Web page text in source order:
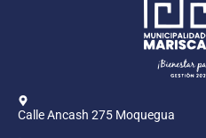
Calle Ancash 275 Moquegua